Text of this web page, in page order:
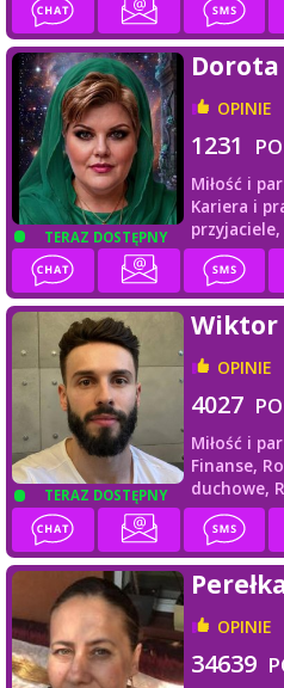
TERAZ DOSTĘPNY
OPINIE
1231
Miłość i
Kariera i
przyjaciele,
TERAZ DOSTĘPNY
Wiktor
OPINIE
4027
Miłość i
Finanse,
duchowe,
OPINIE
34639